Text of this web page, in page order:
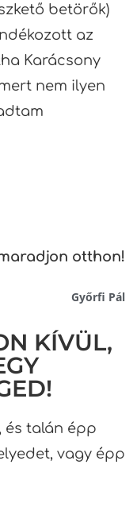
betörők)
az
Karácsony
nem ilyen
otthon!
Győrfi Pál
KÍVÜL,
és talán épp
vagy épp